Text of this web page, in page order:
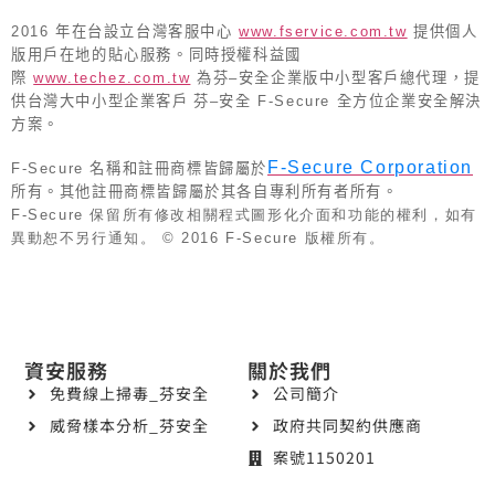
2016 年在台設立台灣客服中心 www.fservice.com.tw 提供個人
版用戶在地的貼心服務。同時授權科益國
際 www.techez.com.tw 為芬–安全企業版中小型客戶總代理，提
供台灣大中小型企業客戶 芬–安全 F-Secure 全方位企業安全解決
方案。
F-Secure名稱和註冊商標皆歸屬於 F-Secure Corporation
所有。其他註冊商標皆歸屬於其各自專利所有者所有。
F-Secure保留所有修改相關程式圖形化介面和功能的權利，如有
異動恕不另行通知。
© 2016 F-Secure 版權所有。
關於我們
公司簡介
政府共同契約供應商
案號1150201
資安服務
免費線上掃毒_芬安全
威脅樣本分析_芬安全